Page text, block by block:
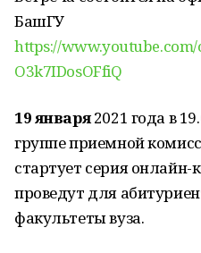
БашГУ
https://
O3k7IDosOFfiQ
19 января2021 года в
группе приемной
стартует серия
проведут для
факультеты вуза.